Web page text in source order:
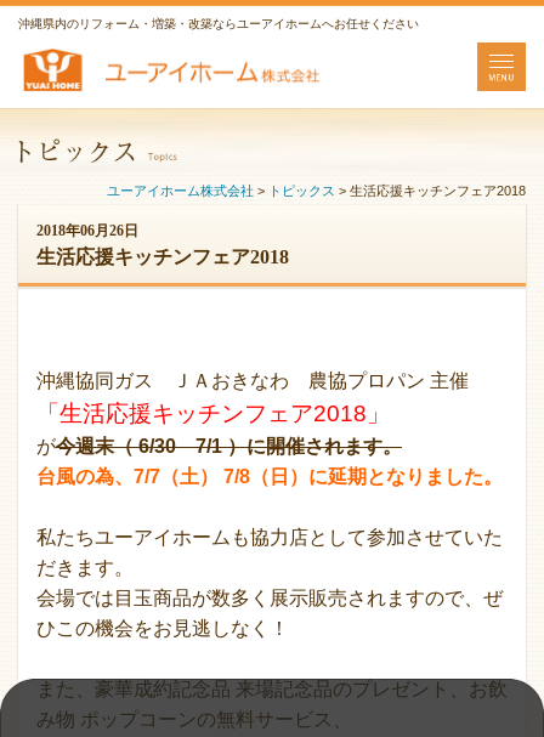
沖縄県内のリフォーム・増築・改築ならユーアイホームへお任せください
ユーアイホーム株式会社 > トピックス > 生活応援キッチンフェア2018
2018年06月26日
生活応援キッチンフェア2018
沖縄協同ガス ＪＡおきなわ 農協プロパン 主催
「生活応援キッチンフェア2018」
が今週末（ 6/30 7/1 ）に開催されます。
台風の為、7/7（土） 7/8（日）に延期となりました。
私たちユーアイホームも協力店として参加させていた
だきます。
会場では目玉商品が数多く展示販売されますので、ぜ
ひこの機会をお見逃しなく！
また、豪華成約記念品 来場記念品のプレゼント、お飲
み物 ポップコーンの無料サービス、